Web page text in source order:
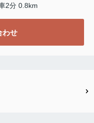
2分 0.8km
わせ